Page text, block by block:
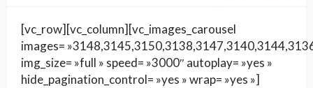
[vc_row][vc_column][vc_images_carousel
images=
img_size= »full » speed= »3000″ autoplay= »yes »
hide_pagination_control= »yes » wrap= »yes »]